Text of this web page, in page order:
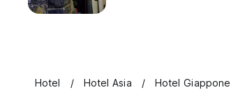
Hotel Hotel Asia Hotel Giappone